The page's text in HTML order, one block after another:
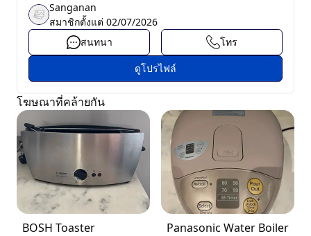
Sanganan
สมาชิกตั้งแต่ 02/07/2026
สนทนา
โทร
ดูโปรไฟล์
โฆษณาที่คล้ายกัน
BOSH Toaster
Panasonic Water Boiler